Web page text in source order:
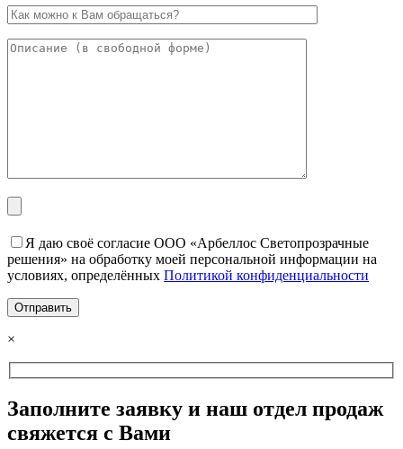
Я даю своё согласие ООО «Арбеллос Светопрозрачные
решения» на обработку моей персональной информации на
условиях, определённых Политикой конфиденциальности
×
Заполните заявку и наш отдел продаж
свяжется с Вами